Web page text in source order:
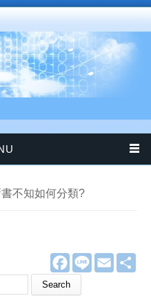
不知如何分類?
F
a
e
L
E
m